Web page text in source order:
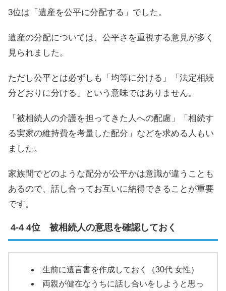
3位は「遺産を公平に分配する」でした。
遺産の分配については、公平さを重視する意見が多く
見られました。
ただし公平とは必ずしも「均等に分ける」「法定相続
分どおりに分ける」という意味ではありません。
「被相続人の介護を担ってきた人への配慮」「相続す
る実家の維持費を考量した配分」などを求める人もい
ました。
家族間でどのような配分が公平かは意識が違うことも
あるので、話し合ってお互いに納得できることが重要
です。
4位 被相続人の意思を確認しておく
生前に遺言書を作成しておく（30代 女性）
両親が健在なうちに話し合いをしようと思っ